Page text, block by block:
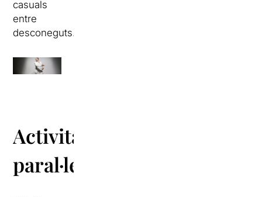
casuals
entre
desconeguts.
Activitats
paral·leles